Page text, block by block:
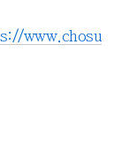
www.chosu